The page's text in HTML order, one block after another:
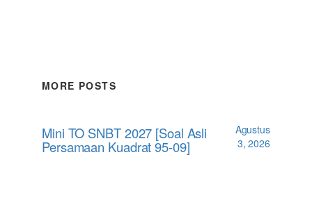
MORE POSTS
Mini TO SNBT 2027 [Soal Asli
Persamaan Kuadrat 95-09]
Agustus
3, 2026